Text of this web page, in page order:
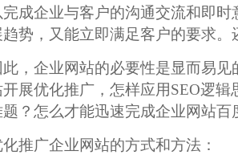
完成企业与客户的沟通交流和即
趋势，又能立即满足客户的要求
此，企业网站的必要性是显而易
开展优化推广，怎样应用SEO逻
题？怎么才能迅速完成企业网站百
推广企业网站的方式和方法：